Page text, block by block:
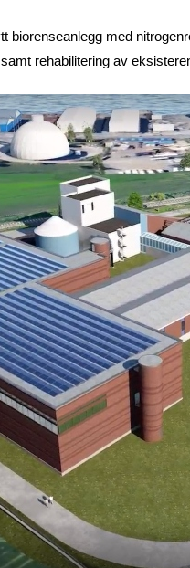
biorenseanlegg med
rehabilitering av